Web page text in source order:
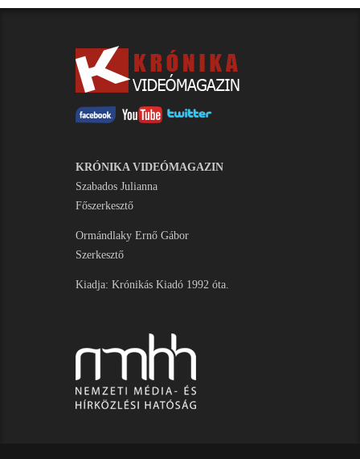
KRÓNIKA VIDEÓMAGAZIN
Szabados Julianna
Főszerkesztő
Ormándlaky Ernő Gábor
Szerkesztő
Kiadja: Krónikás Kiadó 1992 óta.